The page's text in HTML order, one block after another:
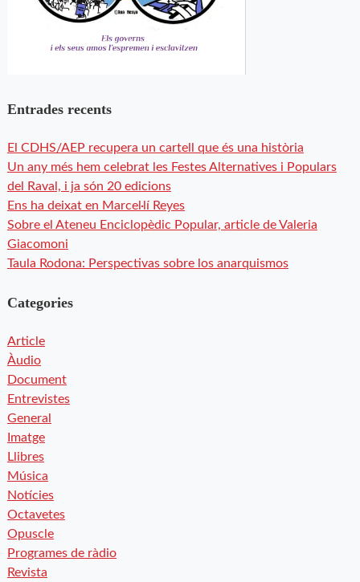
Entrades recents
El CDHS/AEP recupera un cartell que és una història
Un any més hem celebrat les Festes Alternatives i Populars
del Raval, i ja són 20 edicions
Ens ha deixat en Marcel·lí Reyes
Sobre el Ateneu Enciclopèdic Popular, article de Valeria
Giacomoni
Taula Rodona: Perspectivas sobre los anarquismos
Categories
Article
Àudio
Document
Entrevistes
General
Imatge
Llibres
Música
Notícies
Octavetes
Opuscle
Programes de ràdio
Revista